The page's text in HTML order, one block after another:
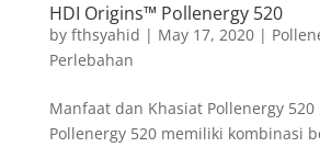
HDI Origins™ Pollenergy 520
by fthsyahid | May 17, 2020|
Perlebahan
Manfaat dan Khasiat Pollenergy
Pollenergy 520 memiliki kombinasi